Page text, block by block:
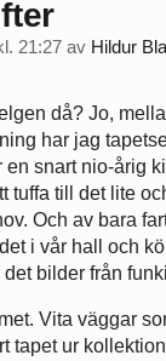
21:27 av Hildur
då? Jo,
har jag
snart nio-årig
tuffa till det lite
Och av bara
i vår hall och
bilder från
Vita väggar
tapet ur